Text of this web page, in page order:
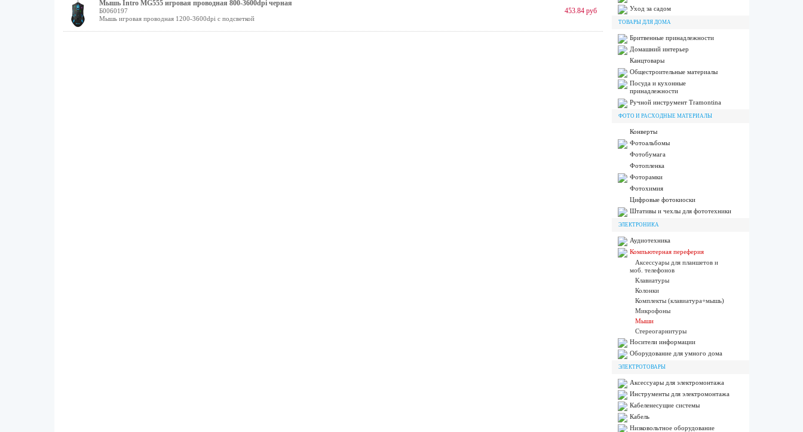
Мышь Intro MG555 игровая проводная 800-3600dpi черная
Б0060197
Мышь игровая проводная 1200-3600dpi с подсветкой
453.84 руб
Уход за садом
ТОВАРЫ ДЛЯ ДОМА
Бритвенные принадлежности
Домашний интерьер
Канцтовары
Общестроительные материалы
Посуда и кухонные
принадлежности
Ручной инструмент Tramontina
ФОТО И РАСХОДНЫЕ МАТЕРИАЛЫ
Конверты
Фотоальбомы
Фотобумага
Фотопленка
Фоторамки
Фотохимия
Цифровые фотокиоски
Штативы и чехлы для фототехники
ЭЛЕКТРОНИКА
Аудиотехника
Компьютерная переферия
Аксессуары для планшетов и
моб. телефонов
Клавиатуры
Колонки
Комплекты (клавиатура+мышь)
Микрофоны
Мыши
Стереогарнитуры
Носители информации
Оборудование для умного дома
ЭЛЕКТРОТОВАРЫ
Аксессуары для электромонтажа
Инструменты для электромонтажа
Кабеленесущие системы
Кабель
Низковольтное оборудование